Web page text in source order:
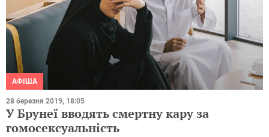
АФІША
28 березня 2019, 18:05
У Брунеї вводять смертну кару за
гомосексуальність